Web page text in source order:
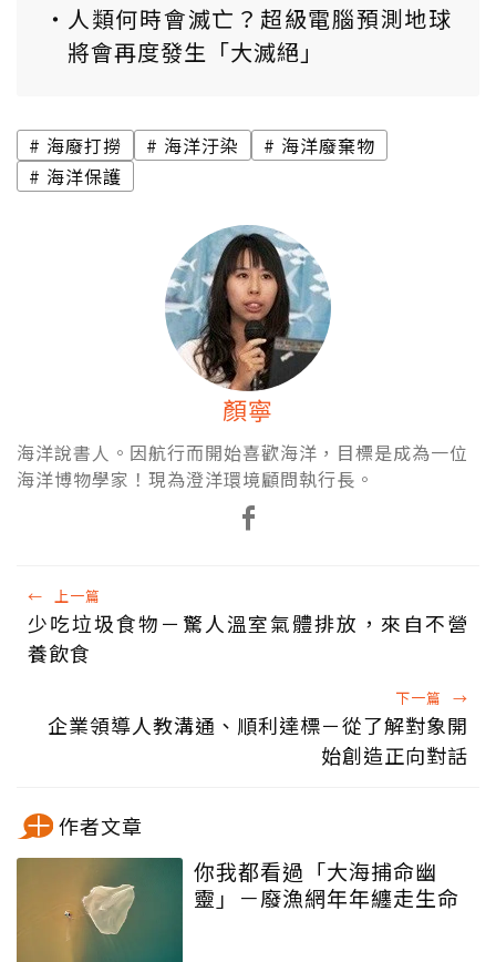
人類何時會滅亡？超級電腦預測地球
將會再度發生「大滅絕」
海廢打撈 海洋汙染
海洋廢棄物
海洋保護
顏寧
海洋說書人。因航行而開始喜歡海洋，目標是成為一位
海洋博物學家！現為澄洋環境顧問執行長。
← 上一篇
少吃垃圾食物－驚人溫室氣體排放，來自不營
養飲食
下一篇 →
企業領導人教溝通、順利達標－從了解對象開
始創造正向對話
作者文章
你我都看過「大海捕命幽
靈」－廢漁網年年纏走生命